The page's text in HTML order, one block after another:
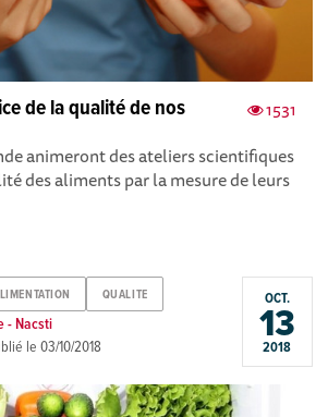
1531
de la qualité de nos
animeront des ateliers scientifiques
des aliments par la mesure de leurs
QUALITE
- Nacsti
le03/10/2018
OCT.
13
2018